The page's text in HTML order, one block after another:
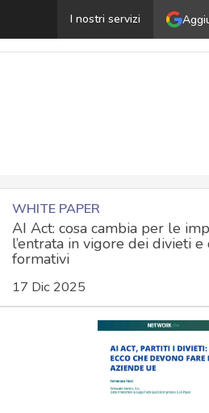
I nostri servizi
Crittografia per la sicurezza
WHITE PAPER
AI Act: cosa cambia per le
l’entrata in vigore dei divieti
formativi
17 Dic 2025